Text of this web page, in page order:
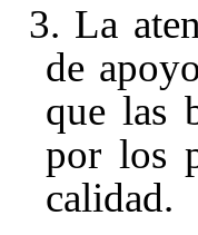
3. La
de
que las
por los
calidad.